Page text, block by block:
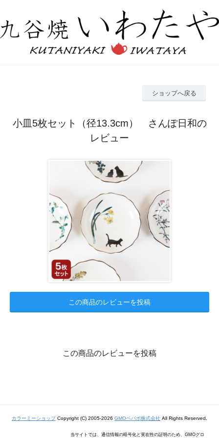
ショップへ戻る
小皿5枚セット（径13.3cm） さんぽ日和の
レビュー
この商品のレビューを投稿
この商品のレビューを投稿
カラーミーショップCopyright (C) 2005-2026 GMOペパボ株式会社 All Rights Reserved.
当サイトでは、通信情報の暗号化と実在性の証明のため、GMOグロ